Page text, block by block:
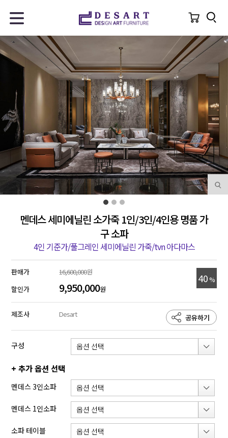
멘데스 세미에닐린 소가죽 1인/3인/4인용 명품 가
구 소파
4인 기준가/풀그레인 세미에닐린 가죽/tvn 아다마스
40 %
판매가 16,600,000원
할인가
9,950,000원
공유하기
제조사 Desart
구성
+ 추가 옵션 선택
멘데스 3인소파
멘데스 1인소파
소파 테이블